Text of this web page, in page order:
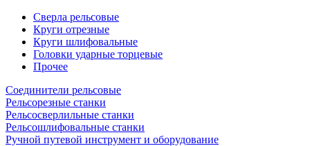
Сверла рельсовые
Круги отрезные
Круги шлифовальные
Головки ударные торцевые
Прочее
Соединители рельсовые
Рельсорезные станки
Рельсосверлильные станки
Рельсошлифовальные станки
Ручной путевой инструмент и оборудование